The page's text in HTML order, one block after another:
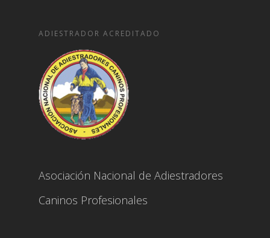
ADIESTRADOR ACREDITADO
Asociación Nacional de Adiestradores
Caninos Profesionales